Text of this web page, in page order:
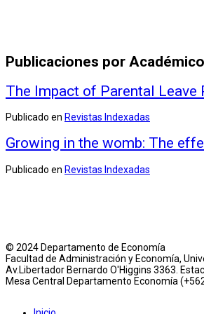
Publicaciones por
The Impact of Parental Leave
Publicado en Revistas Indexadas
Growing in the womb: The
Publicado en Revistas Indexadas
© 2024 Departamento de Economía
Facultad de Administración y Economía,
Av.Libertador Bernardo O'Higgins 3363.
Mesa Central Departamento Economía